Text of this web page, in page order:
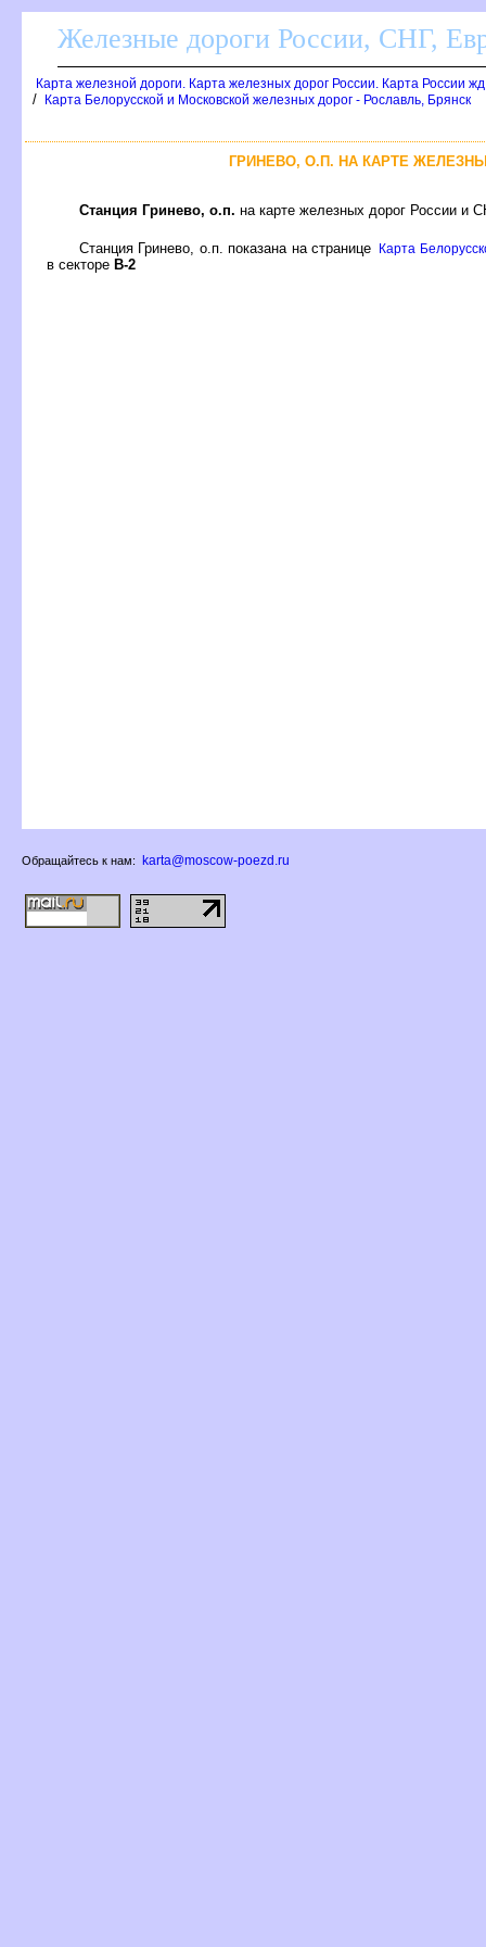
Железные дороги России, СНГ,
Карта железной дороги. Карта железных дорог России. Карта России
/ Карта Белорусской и Московской железных дорог - Рославль, Брянск
ГРИНЕВО, О.П. НА КАРТЕ
Станция Гринево, о.п. на карте железных дорог России и
Станция Гринево, о.п. показана на странице Карта
секторе -2
Обращайтесь к нам: karta@moscow-poezd.ru